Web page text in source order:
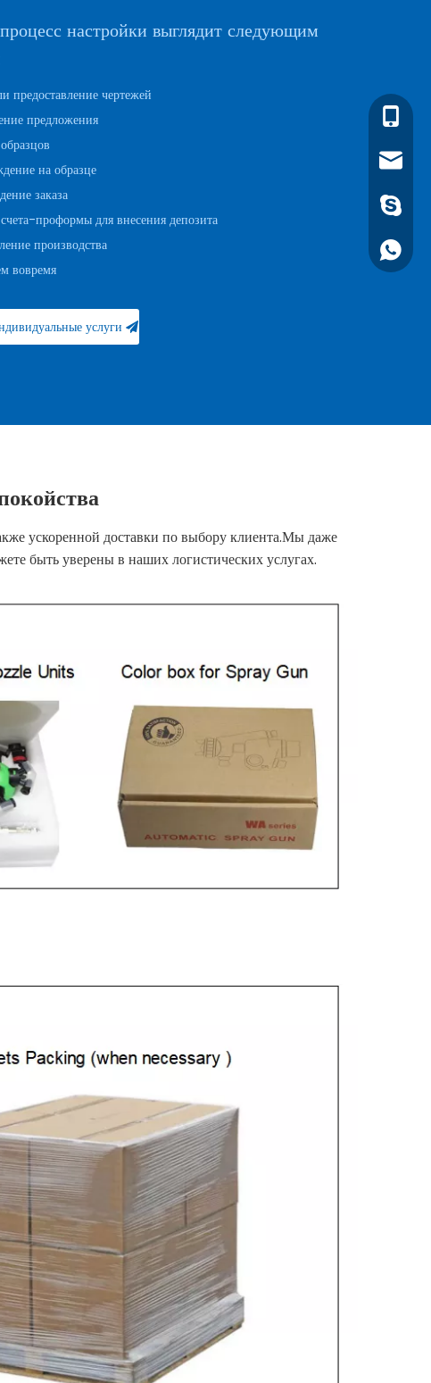
настройки выглядит следующим
предоставление чертежей
предложения
на образце
заказа
проформы для внесения депозита
производства
вовремя
услуги
ускоренной доставки по выбору клиента.Мы даже
быть уверены в наших логистических услугах.
г-жа